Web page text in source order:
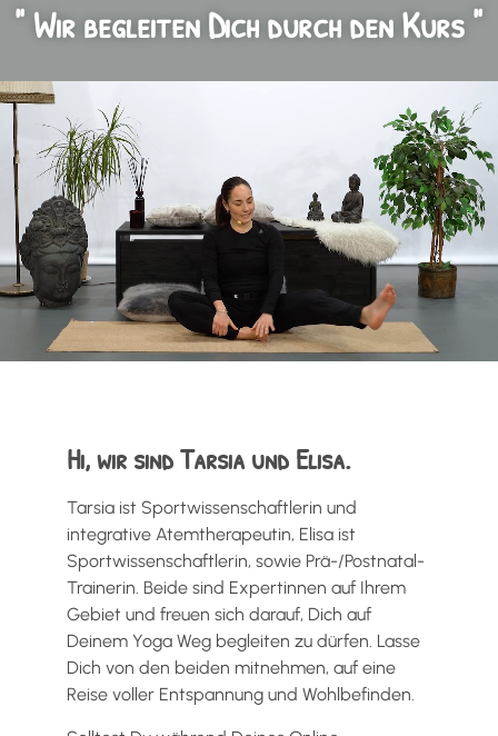
" Wir begleiten Dich durch den Kurs "
Hi, wir sind Tarsia und Elisa.
Tarsia ist Sportwissenschaftlerin und
integrative Atemtherapeutin, Elisa ist
Sportwissenschaftlerin, sowie Prä-/Postnatal-
Trainerin. Beide sind Expertinnen auf Ihrem
Gebiet und freuen sich darauf, Dich auf
Deinem Yoga Weg begleiten zu dürfen. Lasse
Dich von den beiden mitnehmen, auf eine
Reise voller Entspannung und Wohlbefinden.